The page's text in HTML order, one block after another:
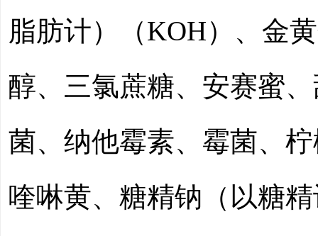
脂肪计）（KOH）、金
醇、三氯蔗糖、安赛蜜
菌、纳他霉素、霉菌、
喹啉黄、糖精钠（以糖